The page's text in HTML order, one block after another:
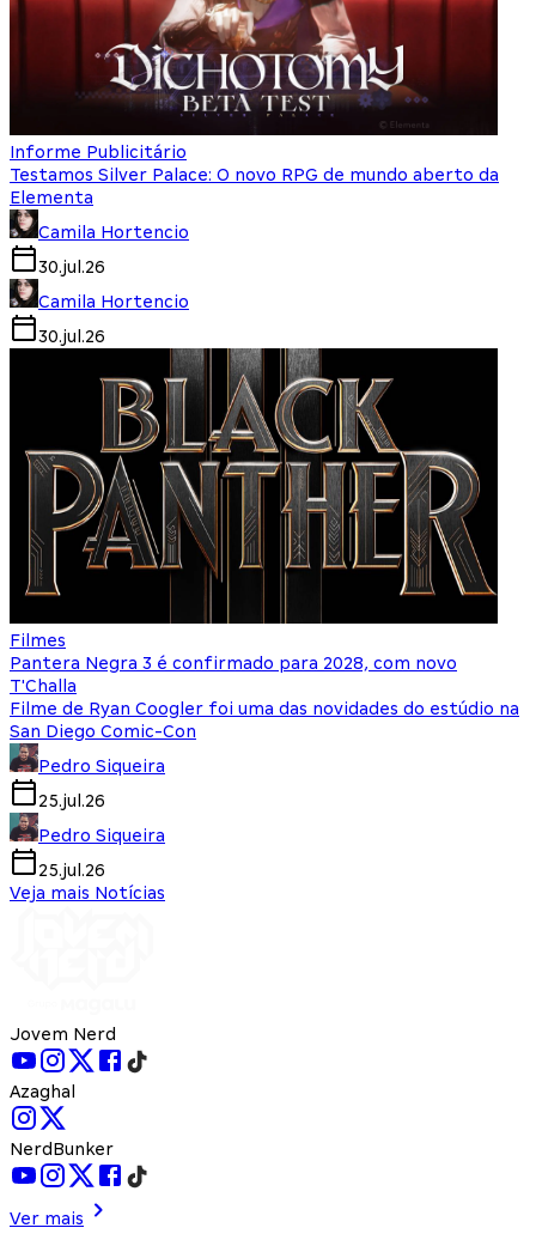
Informe Publicitário
Testamos Silver Palace: O novo RPG de mundo aberto da
Elementa
Camila Hortencio
30.jul.26
Camila Hortencio
30.jul.26
Filmes
Pantera Negra 3 é confirmado para 2028, com novo
T'Challa
Filme de Ryan Coogler foi uma das novidades do estúdio na
San Diego Comic-Con
Pedro Siqueira
25.jul.26
Pedro Siqueira
25.jul.26
Veja mais Notícias
Jovem Nerd
Azaghal
NerdBunker
Ver mais